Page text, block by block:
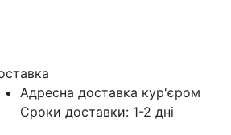
Адресна доставка кур'‎єром
Сроки доставки: 1-2 дні